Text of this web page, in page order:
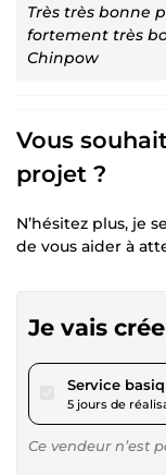
Très très bonne
fortement très
Chinpow
Vous
projet ?
N’hésitez plus, je
de vous aider à
Je vais
Service
5 jours de
Ce vendeur n’est